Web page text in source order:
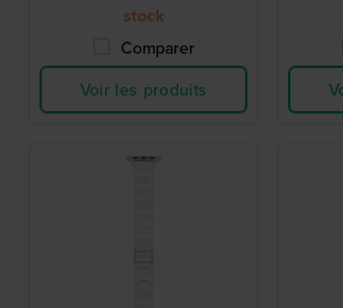
stock
Comparer
Voir les produits